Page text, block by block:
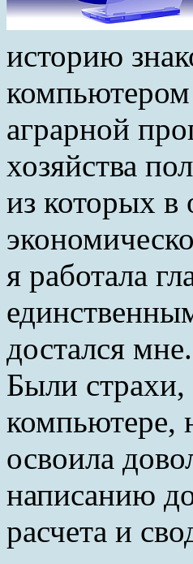
историю
компьютером
аграрной
хозяйства
из которых в
я работала
достался мне.
Были страхи,
компьютере,
освоила
написанию
расчета и